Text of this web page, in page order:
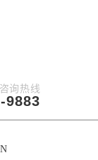
咨询热线
9883